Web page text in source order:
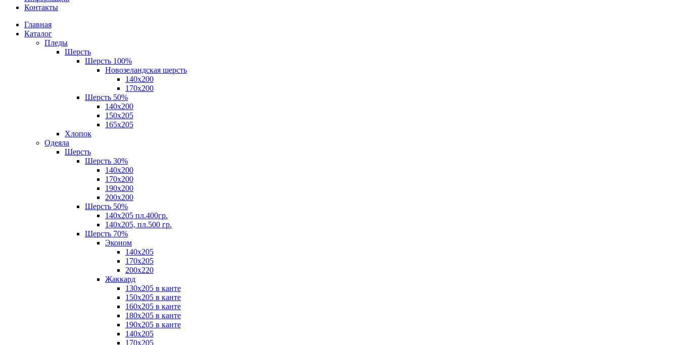
Контакты
Главная
Каталог
Пледы
Шерсть
Шерсть 100%
Новозеландская шерсть
140х200
170x200
Шерсть 50%
140x200
150х205
165х205
Хлопок
Одеяла
Шерсть
Шерсть 30%
140х200
170х200
190х200
200х200
Шерсть 50%
140х205 пл.400гр.
140х205, пл.500 гр.
Шерсть 70%
Эконом
140х205
170х205
200х220
Жаккард
130х205 в канте
150х205 в канте
160х205 в канте
180х205 в канте
190х205 в канте
140х205
170х205